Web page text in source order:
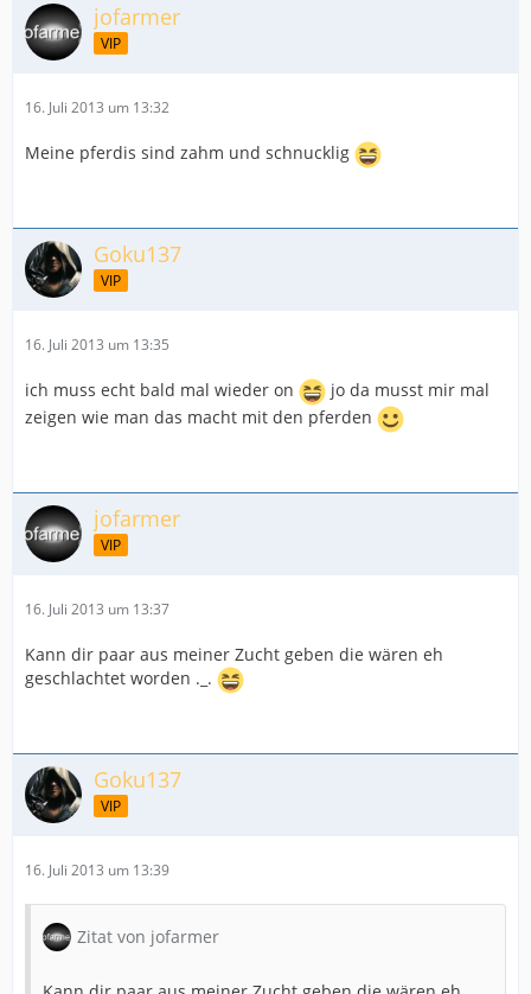
jofarmer
VIP
16. Juli 2013 um 13:32
Meine pferdis sind zahm und schnucklig
Goku137
VIP
16. Juli 2013 um 13:35
ich muss echt bald mal wieder on
jo da musst mir mal
zeigen wie man das macht mit den pferden
jofarmer
VIP
16. Juli 2013 um 13:37
Kann dir paar aus meiner Zucht geben die wären eh
geschlachtet worden ._.
Goku137
VIP
16. Juli 2013 um 13:39
Zitat von jofarmer